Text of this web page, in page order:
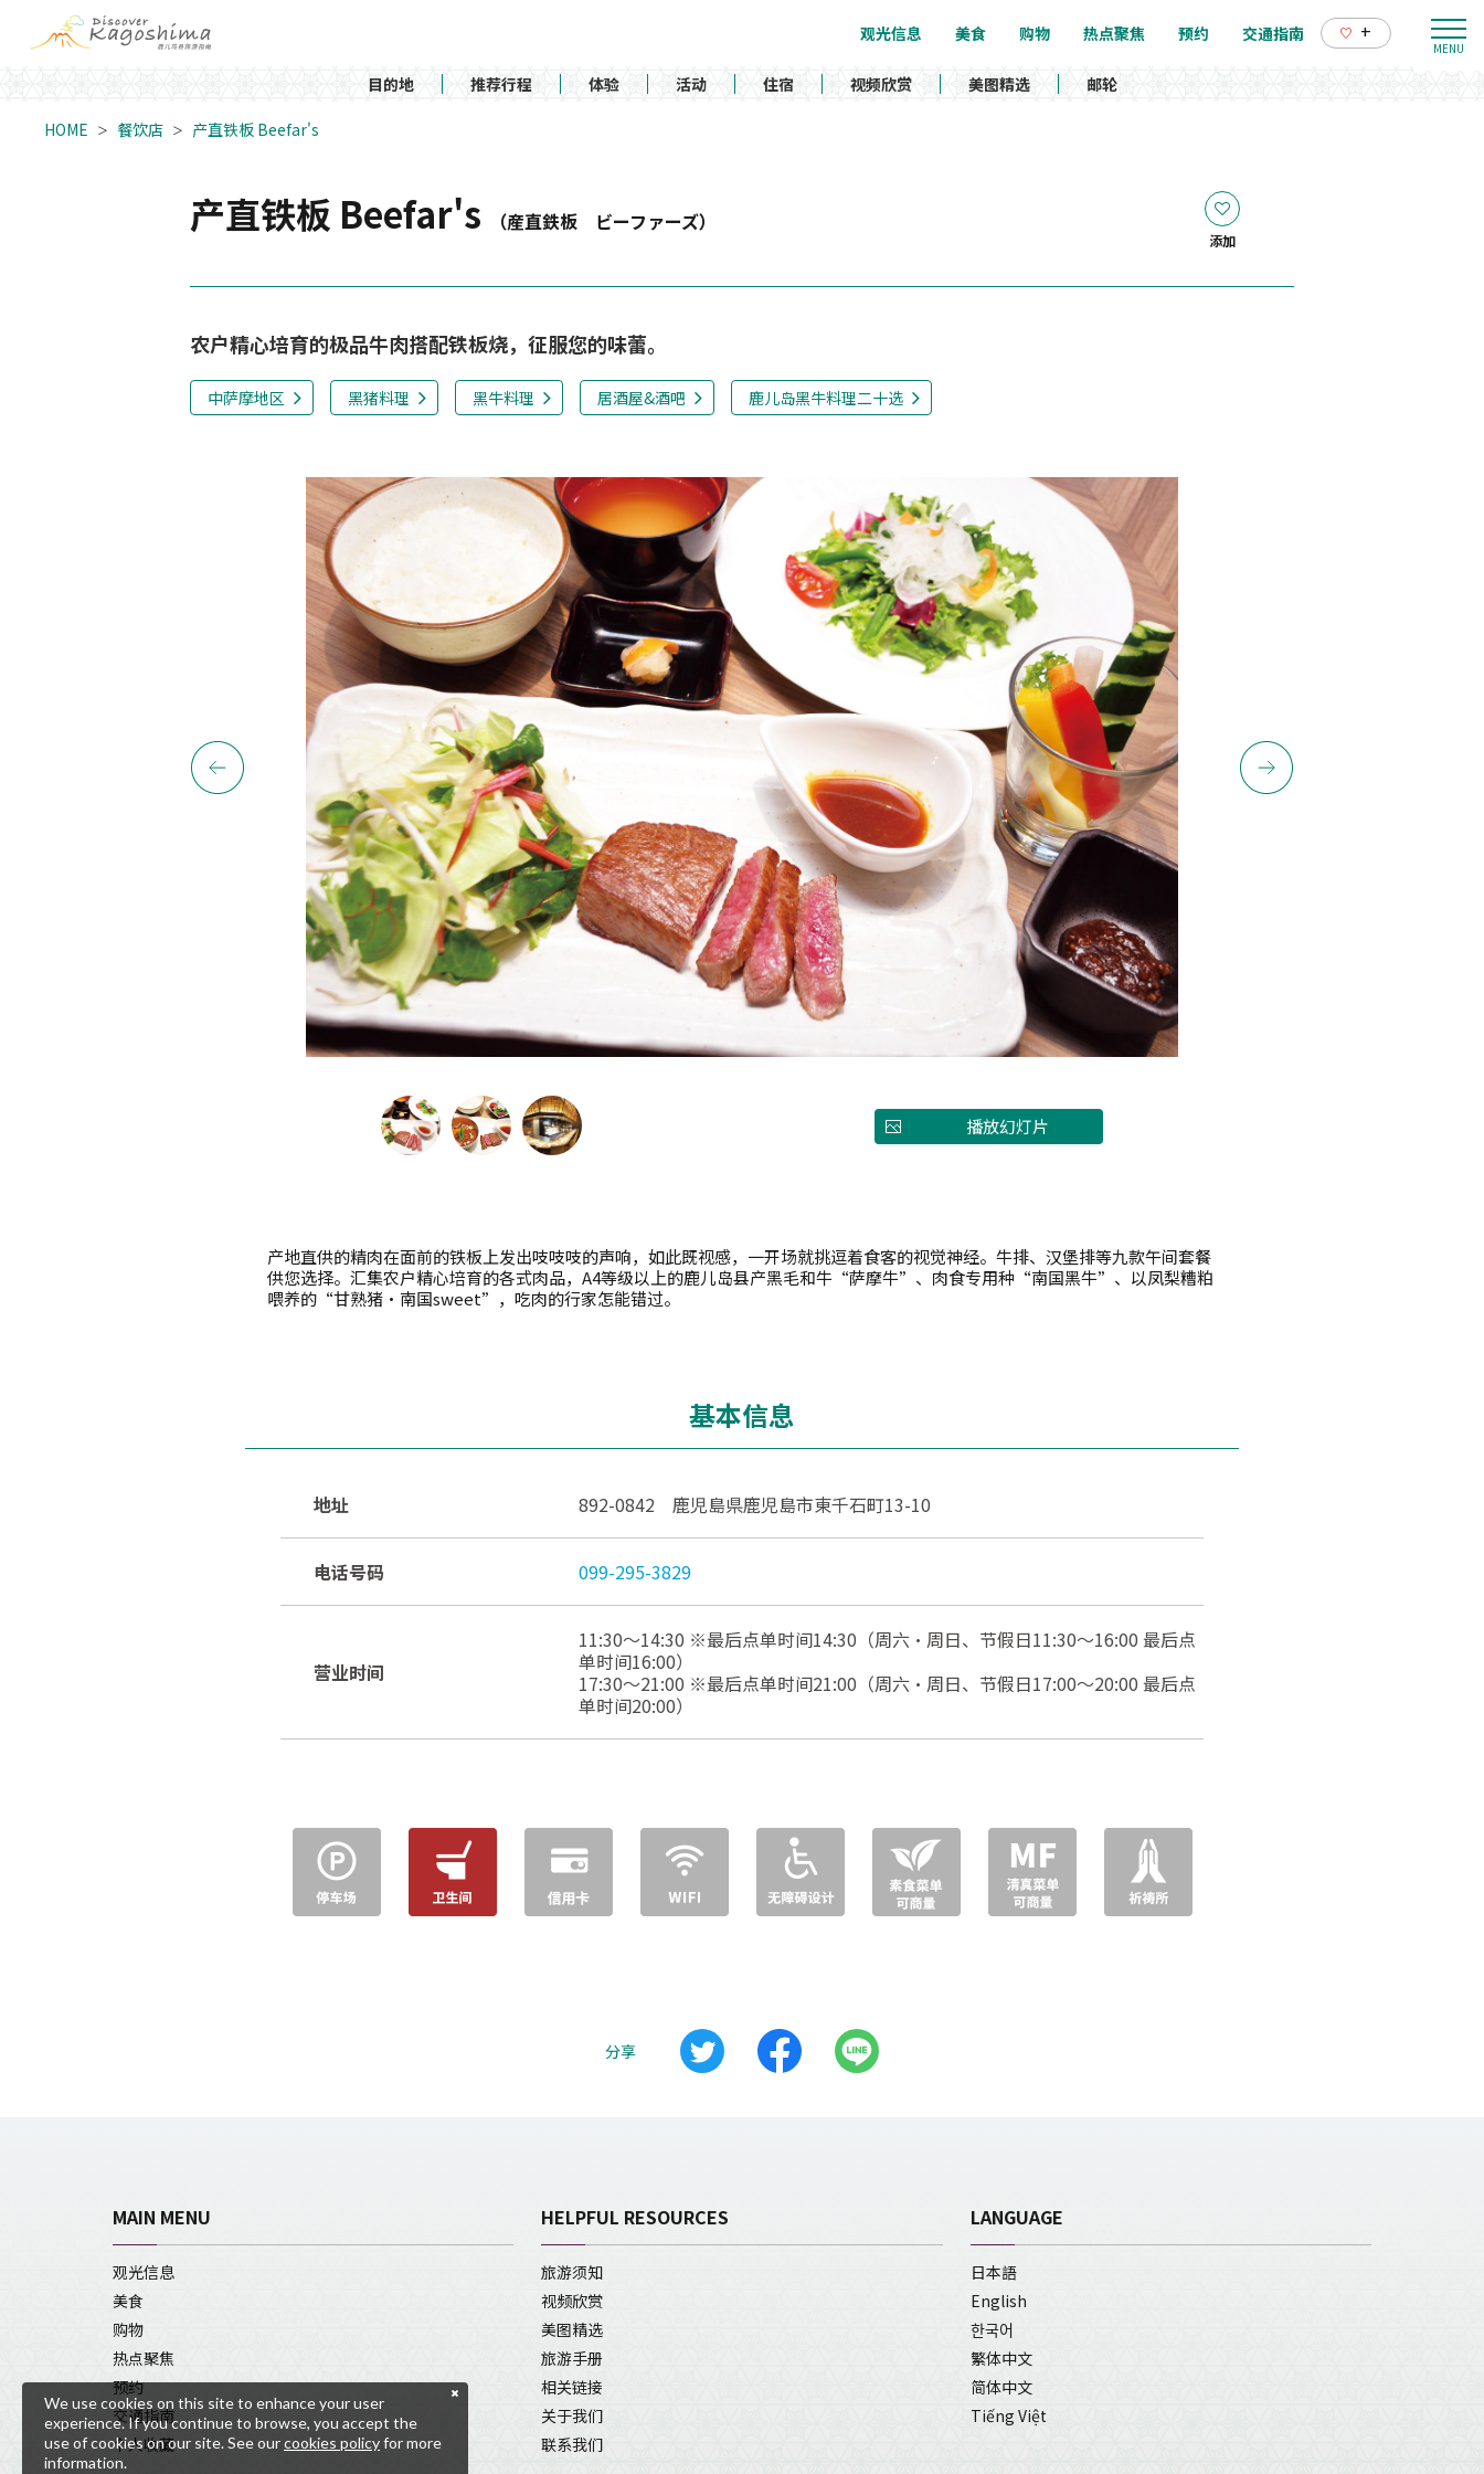
观光信息 美食 购物 热点聚焦 预约 交通指南 +
目的地 推荐行程 体验 活动 住宿 视频欣赏 美图精选 邮轮
HOME 餐饮店 产直铁板 Beefar's
产直铁板 Beefar's （産直鉄板 ビーファーズ）
添加
农户精心培育的极品牛肉搭配铁板烧，征服您的味蕾。
中萨摩地区 黑猪料理 黑牛料理 居酒屋&酒吧 鹿儿岛黑牛料理二十选
播放幻灯片
产地直供的精肉在面前的铁板上发出吱吱吱的声响，如此既视感，一开场就挑逗着食客的视觉神经。牛排、汉堡排等九款午间套餐
供您选择。汇集农户精心培育的各式肉品，A4等级以上的鹿儿岛县产黑毛和牛“萨摩牛”、肉食专用种“南国黑牛”、以凤梨糟粕
喂养的“甘熟猪・南国sweet”，吃肉的行家怎能错过。
基本信息
地址 892-0842 鹿児島県鹿児島市東千石町13-10
电话号码 099-295-3829
营业时间
11:30～14:30 ※最后点单时间14:30（周六・周日、节假日11:30〜16:00 最后点
单时间16:00）
17:30～21:00 ※最后点单时间21:00（周六・周日、节假日17:00〜20:00 最后点
单时间20:00）
分享
MAIN MENU
观光信息
美食
购物
热点聚焦
预约
交通指南
个人收藏
HELPFUL RESOURCES
旅游须知
视频欣赏
美图精选
旅游手册
相关链接
关于我们
联系我们
LANGUAGE
日本語
English
한국어
繁体中文
简体中文
Tiếng Việt
We use cookies on this site to enhance your user
experience. If you continue to browse, you accept the
use of cookies on our site. See ourcookies policyfor more
information.